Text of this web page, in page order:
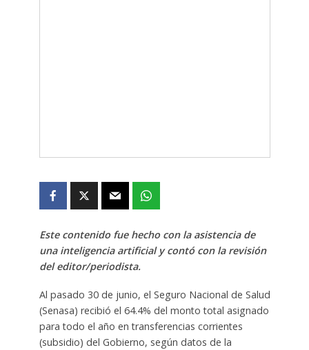
Este contenido fue hecho con la asistencia de
una inteligencia artificial y contó con la revisión
del editor/periodista.
Al pasado 30 de junio, el Seguro Nacional de Salud
(Senasa) recibió el 64.4% del monto total asignado
para todo el año en transferencias corrientes
(subsidio) del Gobierno, según datos de la